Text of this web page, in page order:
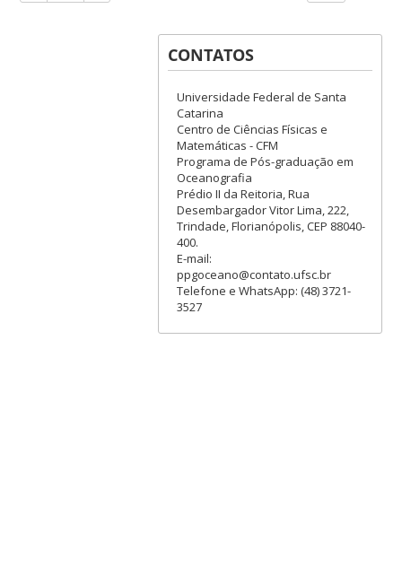
CONTATOS
Universidade Federal de Santa
Catarina
Centro de Ciências Físicas e
Matemáticas - CFM
Programa de Pós-graduação em
Oceanografia
Prédio II da Reitoria, Rua
Desembargador Vitor Lima, 222,
Trindade, Florianópolis, CEP 88040-
400.
E-mail:
ppgoceano@contato.ufsc.br
Telefone e WhatsApp: (48) 3721-
3527